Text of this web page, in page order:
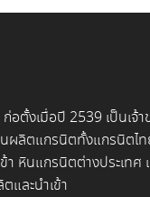
ตั้งเมื่อปี 2539 เป็นเจ้า
ผลิตแกรนิตทั้งแกรนิตไ
า หินแกรนิตต่างประเทศ
และนำเข้า